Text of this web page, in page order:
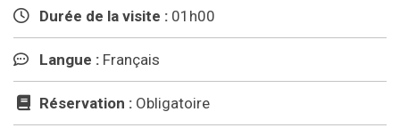
Durée de la visite : 01h00
Langue : Français
Réservation : Obligatoire